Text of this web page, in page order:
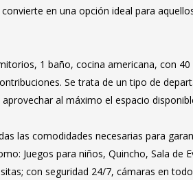
en una opción ideal para
1 baño, cocina americana, con
Se trata de un tipo de
al máximo el espacio
las comodidades necesarias para
Juegos para niños, Quincho, Sala de
con seguridad 24/7, cámaras en